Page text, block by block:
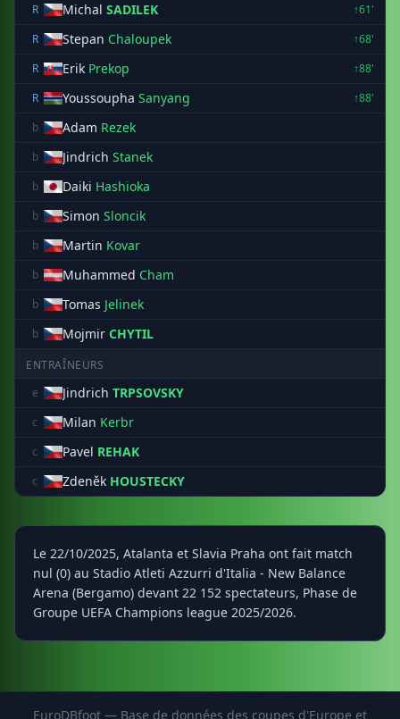
R
Michal SADILEK
↑61'
R
Stepan Chaloupek
↑68'
R
Erik Prekop
↑88'
R
Youssoupha Sanyang
↑88'
b
Adam Rezek
b Jindrich Stanek
b Daiki Hashioka
b Simon Sloncik
b Martin Kovar
b Muhammed Cham
b Tomas Jelinek
b Mojmir CHYTIL
ENTRAÎNEURS
e
Jindrich TRPSOVSKY
c Milan Kerbr
c Pavel REHAK
c Zdeněk HOUSTECKY
Le 22/10/2025, Atalanta et Slavia Praha ont fait match
nul (0) au Stadio Atleti Azzurri d'Italia - New Balance
Arena (Bergamo) devant 22 152 spectateurs, Phase de
Groupe UEFA Champions league 2025/2026.
EuroDBfoot — Base de données des coupes d'Europe et